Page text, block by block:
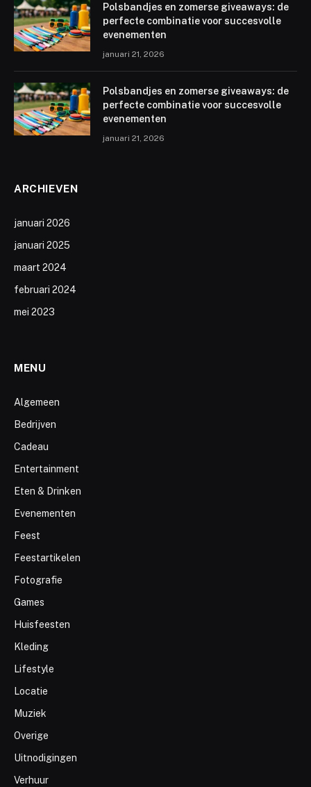
Polsbandjes en zomerse giveaways: de
perfecte combinatie voor succesvolle
evenementen
januari 21, 2026
Polsbandjes en zomerse giveaways: de
perfecte combinatie voor succesvolle
evenementen
januari 21, 2026
ARCHIEVEN
januari 2026
januari 2025
maart 2024
februari 2024
mei 2023
MENU
Algemeen
Bedrijven
Cadeau
Entertainment
Eten & Drinken
Evenementen
Feest
Feestartikelen
Fotografie
Games
Huisfeesten
Kleding
Lifestyle
Locatie
Muziek
Overige
Uitnodigingen
Verhuur